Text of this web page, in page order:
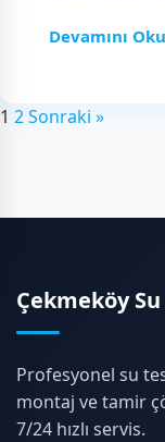
Devamını Oku
Sayfalar
1 2Sonraki »
Çekmeköy Su
Profesyonel su
montaj ve tamir
7/24 hızlı servis.